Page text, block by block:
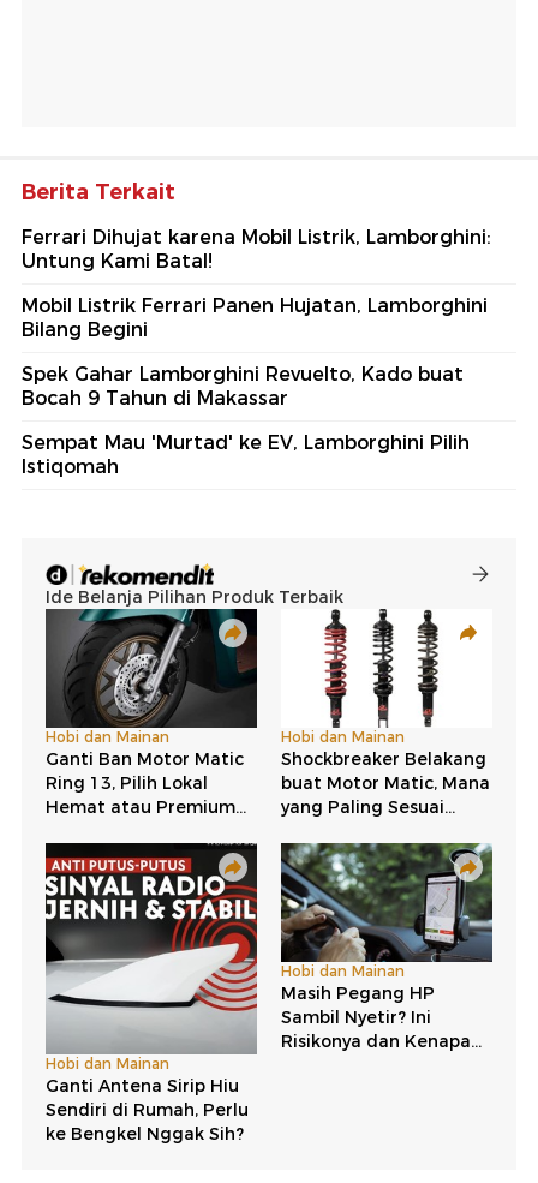
Berita Terkait
Ferrari Dihujat karena Mobil Listrik, Lamborghini:
Untung Kami Batal!
Mobil Listrik Ferrari Panen Hujatan, Lamborghini
Bilang Begini
Spek Gahar Lamborghini Revuelto, Kado buat
Bocah 9 Tahun di Makassar
Sempat Mau 'Murtad' ke EV, Lamborghini Pilih
Istiqomah